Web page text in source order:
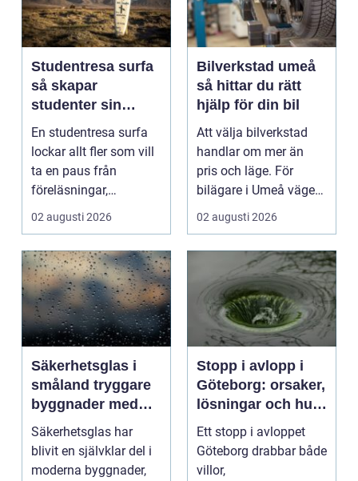
Studentresa surfa
så skapar
studenter sin
ultimata paus från
plugget
En studentresa surfa
lockar allt fler som vill
ta en paus från
föreläsningar,
tentaplugg och sena
02 augusti 2026
Bilverkstad umeå
så hittar du rätt
hjälp för din bil
Att välja bilverkstad
handlar om mer än
pris och läge. För
bilägare i Umeå väger
trygghet, tillgängl...
02 augusti 2026
Säkerhetsglas i
småland tryggare
byggnader med
smarta
glaslösningar
Säkerhetsglas har
blivit en självklar del i
moderna byggnader,
Stopp i avlopp i
Göteborg: orsaker,
lösningar och hur
problem kan
undvikas
Ett stopp i avloppet
Göteborg drabbar både
villor,